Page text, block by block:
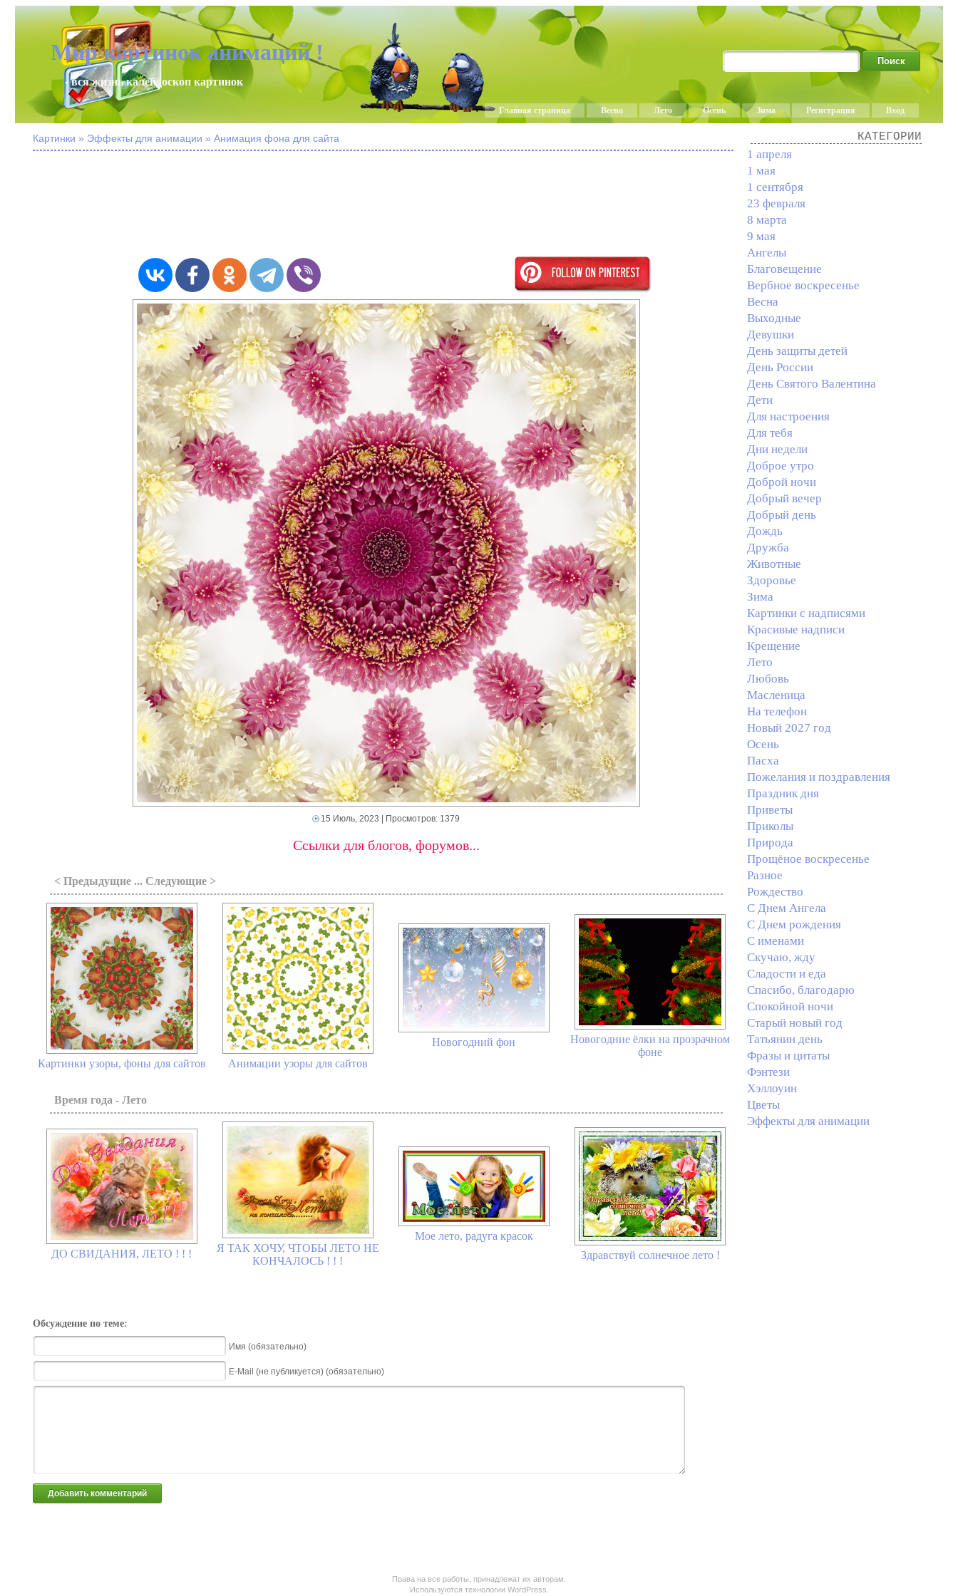
Мир картинок анимаций !
- вся жизнь калейдоскоп картинок
Главная страница Весна Лето Осень Зима Регистрация Вход
Картинки » Эффекты для анимации » Анимация фона для сайта
15 Июль, 2023 | Просмотров: 1379
Ссылки для блогов, форумов...
< Предыдущие ... Следующие >
Картинки узоры, фоны для сайтов Анимации узоры для сайтов
Новогодний фон
Новогодние ёлки на прозрачном
фоне
Время года - Лето
ДО СВИДАНИЯ, ЛЕТО ! ! !
Я ТАК ХОЧУ, ЧТОБЫ ЛЕТО НЕ
КОНЧАЛОСЬ ! ! !
Мое лето, радуга красок
Здравствуй солнечное лето !
Обсуждение по теме:
Имя (обязательно)
E-Mail (не публикуется) (обязательно)
КАТЕГОРИИ
1 апреля
1 мая
1 сентября
23 февраля
8 марта
9 мая
Ангелы
Благовещение
Вербное воскресенье
Весна
Выходные
Девушки
День защиты детей
День России
День Святого Валентина
Дети
Для настроения
Для тебя
Дни недели
Доброе утро
Доброй ночи
Добрый вечер
Добрый день
Дождь
Дружба
Животные
Здоровье
Зима
Картинки с надписями
Красивые надписи
Крещение
Лето
Любовь
Масленица
На телефон
Новый 2027 год
Осень
Пасха
Пожелания и поздравления
Праздник дня
Приветы
Приколы
Природа
Прощёное воскресенье
Разное
Рождество
С Днем Ангела
С Днем рождения
С именами
Скучаю, жду
Сладости и еда
Спасибо, благодарю
Спокойной ночи
Старый новый год
Татьянин день
Фразы и цитаты
Фэнтези
Хэллоуин
Цветы
Эффекты для анимации
Права на все работы, принадлежат их авторам.
Используются технологии WordPress.